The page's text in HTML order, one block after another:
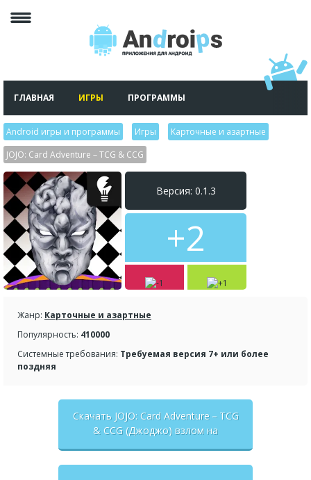
ГЛАВНАЯ ИГРЫ ПРОГРАММЫ
Android игры и программы Игры Карточные и азартные
JOJO: Card Adventure－TCG & CCG
Версия: 0.1.3
+2
Жанр: Карточные и азартные
Популярность: 410000
Системные требования: Требуемая версия 7+ или более
поздняя
Скачать JOJO: Card Adventure－TCG
& CCG (Джоджо) взлом на